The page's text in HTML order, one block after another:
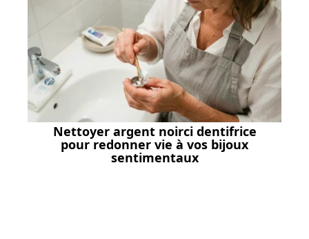
Nettoyer argent noirci dentifrice
pour redonner vie à vos bijoux
sentimentaux